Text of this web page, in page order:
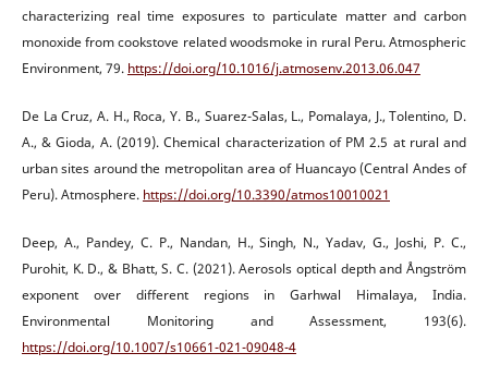
characterizing real time exposures to particulate matter and carbon
monoxide from cookstove related woodsmoke in rural Peru. Atmospheric
Environment, 79. https://doi.org/10.1016/j.atmosenv.2013.06.047
De La Cruz, A. H., Roca, Y. B., Suarez-Salas, L., Pomalaya, J., Tolentino, D.
A., & Gioda, A. (2019). Chemical characterization of PM 2.5 at rural and
urban sites around the metropolitan area of Huancayo (Central Andes of
Peru). Atmosphere. https://doi.org/10.3390/atmos10010021
Deep, A., Pandey, C. P., Nandan, H., Singh, N., Yadav, G., Joshi, P. C.,
Purohit, K. D., & Bhatt, S. C. (2021). Aerosols optical depth and Ångström
exponent over different regions in Garhwal Himalaya, India.
Environmental Monitoring and Assessment, 193(6).
https://doi.org/10.1007/s10661-021-09048-4